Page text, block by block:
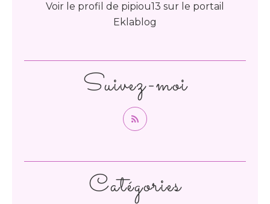
Catégories
Voir le profil de pipiou13 sur le portail
Eklablog
Suivez-moi